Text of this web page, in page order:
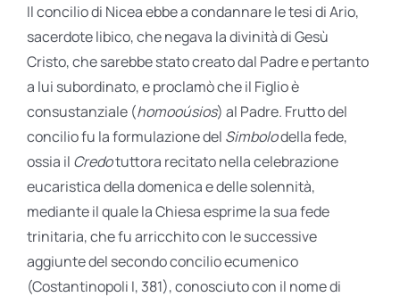
Il concilio di Nicea ebbe a condannare le tesi di Ario,
sacerdote libico, che negava la divinità di Gesù
Cristo, che sarebbe stato creato dal Padre e pertanto
a lui subordinato, e proclamò che il Figlio è
consustanziale (homooúsios) al Padre. Frutto del
concilio fu la formulazione del Simbolodella fede,
ossia il Credotuttora recitato nella celebrazione
eucaristica della domenica e delle solennità,
mediante il quale la Chiesa esprime la sua fede
trinitaria, che fu arricchito con le successive
aggiunte del secondo concilio ecumenico
(Costantinopoli I, 381), conosciuto con il nome di